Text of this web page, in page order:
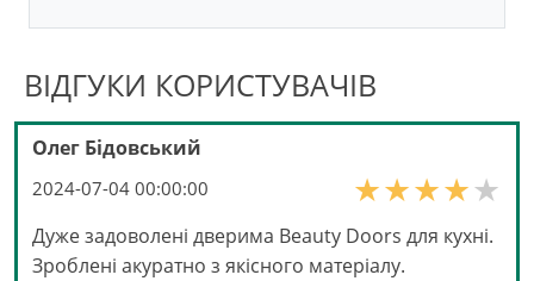
ВІДГУКИ КОРИСТУВАЧІВ
Олег Бідовський
2024-07-04 00:00:00
Дуже задоволені дверима Beauty Doors для кухні.
Зроблені акуратно з якісного матеріалу.